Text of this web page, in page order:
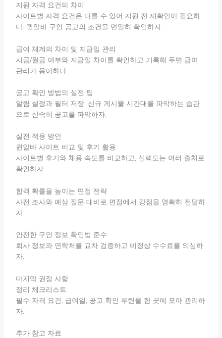
지원 자격 요건의 차이
사이트별 자격 요건은 다를 수 있어 지원 전 재확인이 필요하
다. 퀸알바 구인 공고의 조건을 면밀히 확인하자.
급여 체계의 차이 및 지급일 관리
시급/월급 여부와 지급일 차이를 확인하고 기록해 두면 급여
관리가 용이하다.
공고 확인 방법의 실전 팁
알림 설정과 필터 저장, 신규 게시물 시간대를 파악하는 습관
으로 신속히 공고를 파악하자.
실전 적용 방안
퀸알바 사이트 비교 및 후기 활용
사이트별 후기와 채용 속도를 비교하고, 신뢰도는 여러 출처로
확인하자.
합격 확률을 높이는 면접 전략
사전 조사와 예상 질문 대비로 면접에서 강점을 명확히 전달하
자.
안전한 구인 정보 확인법 준수
회사 정보와 연락처를 교차 검증하고 비정상 수수료를 의심하
자.
마지막 권장 사항
정리 체크리스트
필수 자격 요건, 급여일, 공고 확인 루틴을 한 곳에 모아 관리하
자.
추가 참고 자료